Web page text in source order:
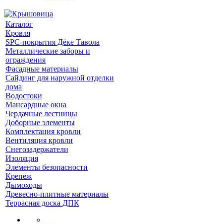
Каталог
Кровля
SPC-покрытия Дёке Тавола
Металлические заборы и
ограждения
Фасадные материалы
Сайдинг для наружной отделки
дома
Водостоки
Мансардные окна
Чердачные лестницы
Доборные элементы
Комплектация кровли
Вентиляция кровли
Снегозадержатели
Изоляция
Элементы безопасности
Крепеж
Дымоходы
Древесно-плитные материалы
Террасная доска ДПК